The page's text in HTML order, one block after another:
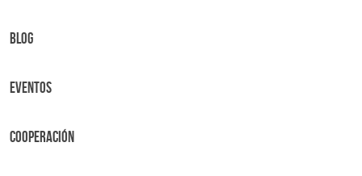
BLOG
Eventos
Cooperación